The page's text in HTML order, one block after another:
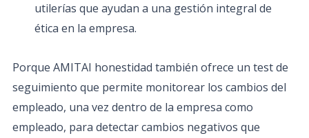
utilerías que ayudan a una gestión integral de
ética en la empresa.
Porque AMITAI honestidad también ofrece un test de
seguimiento que permite monitorear los cambios del
empleado, una vez dentro de la empresa como
empleado, para detectar cambios negativos que